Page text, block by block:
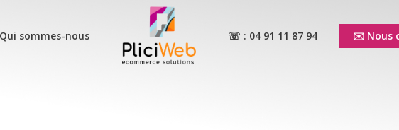
Qui sommes-nous ☏ : 04 91 11 87 94 ✉️ Nous